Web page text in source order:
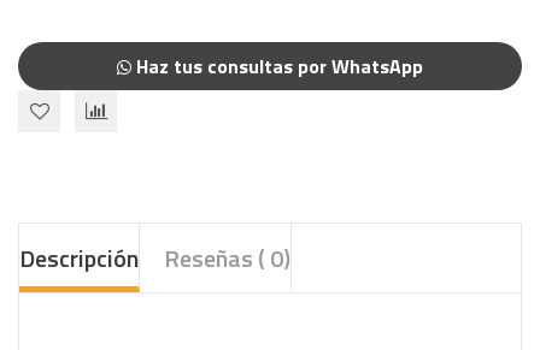
Haz tus consultas por WhatsApp
Descripción Reseñas ( 0)